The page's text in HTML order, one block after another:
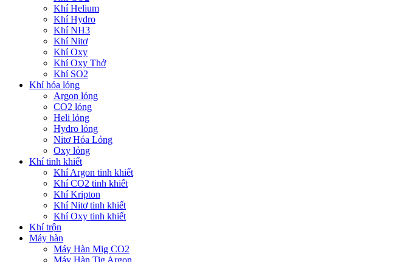
Khí Helium
Khí Hydro
Khí NH3
Khí Nitơ
Khí Oxy
Khí Oxy Thở
Khí SO2
Khí hóa lỏng
Argon lỏng
CO2 lỏng
Heli lỏng
Hydro lỏng
Nitơ Hóa Lỏng
Oxy lỏng
Khí tinh khiết
Khí Argon tinh khiết
Khí CO2 tinh khiết
Khí Kripton
Khí Nitơ tinh khiết
Khí Oxy tinh khiết
Khí trộn
Máy hàn
Máy Hàn Mig CO2